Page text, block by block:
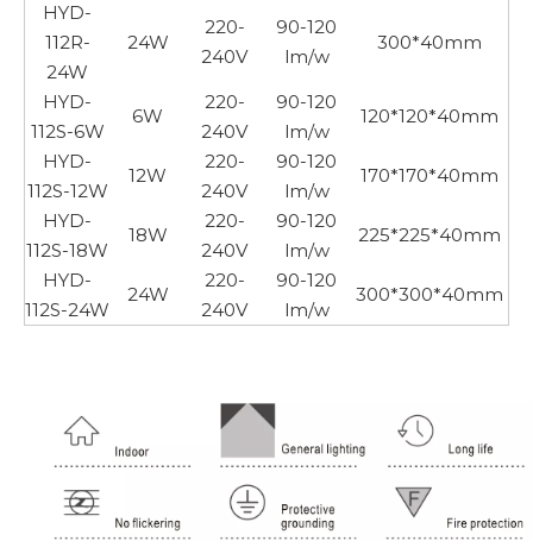
HYD-
112R-
24W
24W
220-
240V
90-120
lm/w
300*40mm
HYD-
112S-6W
6W
220-
240V
90-120
lm/w
120*120*40mm
HYD-
112S-12W
12W
220-
240V
90-120
lm/w
170*170*40mm
HYD-
112S-18W
18W
220-
240V
90-120
lm/w
225*225*40mm
HYD-
112S-24W
24W
220-
240V
90-120
lm/w
300*300*40mm